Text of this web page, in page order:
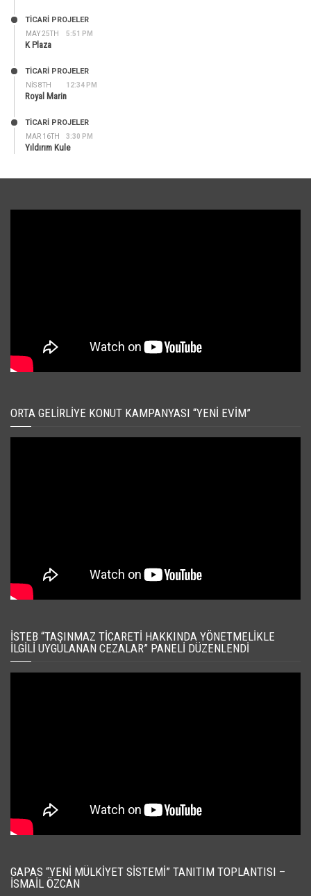
MAY 25TH 5:51 PM
TİCARİ PROJELER
K Plaza
NIS 8TH 12:34 PM
TİCARİ PROJELER
Royal Marin
MAR 16TH 3:30 PM
TİCARİ PROJELER
Yıldırım Kule
ORTA GELIRLIYE KONUT KAMPANYASI “YENI EVIM”
İSTEB “TAŞINMAZ TICARETI HAKKINDA YÖNETMELIKLE
İLGILI UYGULANAN CEZALAR” PANELI DÜZENLENDI
GAPAS “YENI MÜLKIYET SISTEMI” TANITIM TOPLANTISI –
İSMAIL ÖZCAN